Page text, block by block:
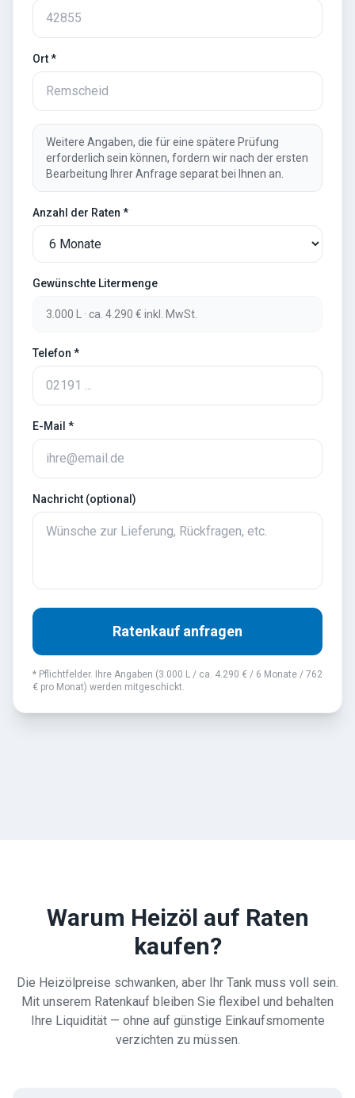
Ort *
Weitere Angaben, die für eine spätere Prüfung
erforderlich sein können, fordern wir nach der ersten
Bearbeitung Ihrer Anfrage separat bei Ihnen an.
Anzahl der Raten *
Gewünschte Litermenge
3.000 L · ca. 4.290 € inkl. MwSt.
Telefon *
E-Mail *
Nachricht (optional)
Ratenkauf anfragen
* Pflichtfelder. Ihre Angaben (3.000 L / ca. 4.290 € / 6 Monate / 762
€ pro Monat) werden mitgeschickt.
Warum Heizöl auf Raten
kaufen?
Die Heizölpreise schwanken, aber Ihr Tank muss voll sein.
Mit unserem Ratenkauf bleiben Sie flexibel und behalten
Ihre Liquidität — ohne auf günstige Einkaufsmomente
verzichten zu müssen.